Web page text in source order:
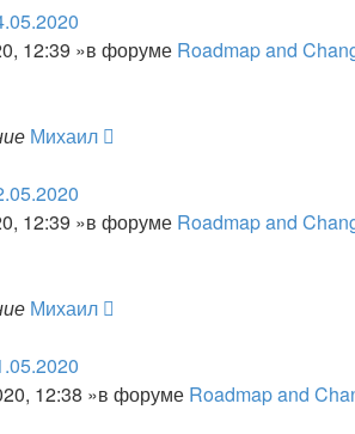
12:39 »в форуме Roadmap and
Михаил
12:39 »в форуме Roadmap and
Михаил
12:38 »в форуме Roadmap and